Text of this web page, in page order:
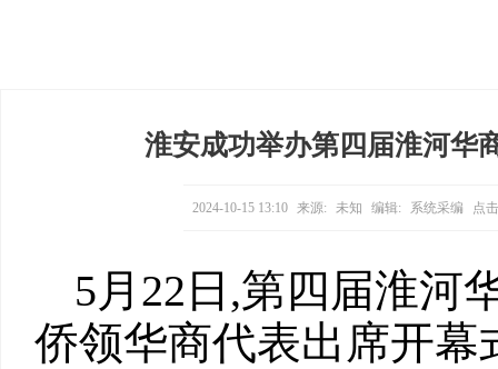
淮安成功举办第四届淮河华
2024-10-15 13:10 来源: 未知 编辑: 系统采编 点
5月22日,第四届淮河
侨领华商代表出席开